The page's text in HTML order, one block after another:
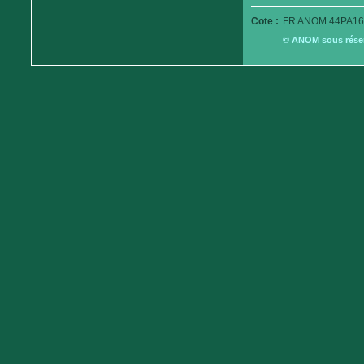
Cote : FR ANOM
© ANOM sous